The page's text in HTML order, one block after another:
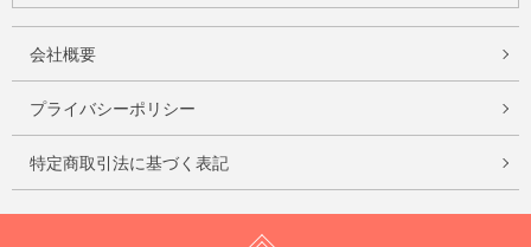
会社概要
プライバシーポリシー
特定商取引法に基づく表記